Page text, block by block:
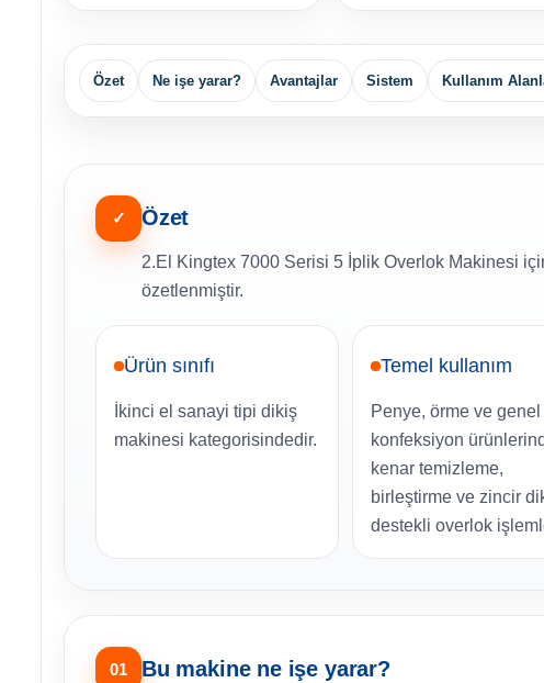
Özet Ne işe yarar? Avantajlar Sistem Kullanım
✓ Özet
2.El Kingtex 7000 Serisi 5 İplik Overlok Makinesi
özetlenmiştir.
Ürün sınıfı
İkinci el sanayi tipi dikiş
makinesi kategorisindedir.
Temel kullanım
Penye, örme ve genel
konfeksiyon
kenar temizleme,
birleştirme ve zincir
destekli overlok
01 Bu makine ne işe yarar?